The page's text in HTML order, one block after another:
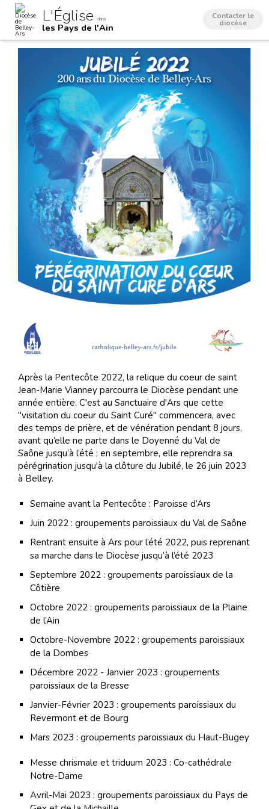
contenu.
Outils
personnels
L'Église dans
les Pays de l'Ain
Contacter le
diocèse
Après la Pentecôte 2022, la relique du coeur de saint
Jean-Marie Vianney parcourra le Diocèse pendant une
année entière. C'est au Sanctuaire d'Ars que cette
"visitation du coeur du Saint Curé" commencera, avec
des temps de prière, et de vénération pendant 8 jours,
avant qu’elle ne parte dans le Doyenné du Val de
Saône jusqu’à l’été ; en septembre, elle reprendra sa
pérégrination jusqu'à la clôture du Jubilé, le 26 juin 2023
à Belley.
Semaine avant la Pentecôte : Paroisse d’Ars
Juin 2022 : groupements paroissiaux du Val de Saône
Rentrant ensuite à Ars pour l’été 2022, puis reprenant
sa marche dans le Diocèse jusqu’à l’été 2023
Septembre 2022 : groupements paroissiaux de la
Côtière
Octobre 2022 : groupements paroissiaux de la Plaine
de l’Ain
Octobre-Novembre 2022 : groupements paroissiaux
de la Dombes
Décembre 2022 - Janvier 2023 : groupements
paroissiaux de la Bresse
Janvier-Février 2023 : groupements paroissiaux du
Revermont et de Bourg
Mars 2023 : groupements paroissiaux du Haut-Bugey
Messe chrismale et triduum 2023 : Co-cathédrale
Notre-Dame
Avril-Mai 2023 : groupements paroissiaux du Pays de